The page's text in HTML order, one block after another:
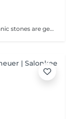
Melt away stress and tension! Heated volcanic stones are gently placed and massaged over the body to warm the muscles, increase circulation, and promote a deep state of relaxation. Perfect for relieving tension, easing anxiety, and restoring inner calm. Age restrictions: there are no age restrictions for this procedure. Post procedure recommendations: do not do sport and any sharp movements 2-3 hours after the procedure. Frequency: 1-2 times per week, 10 times in total. Repeat once in 3-6 months.